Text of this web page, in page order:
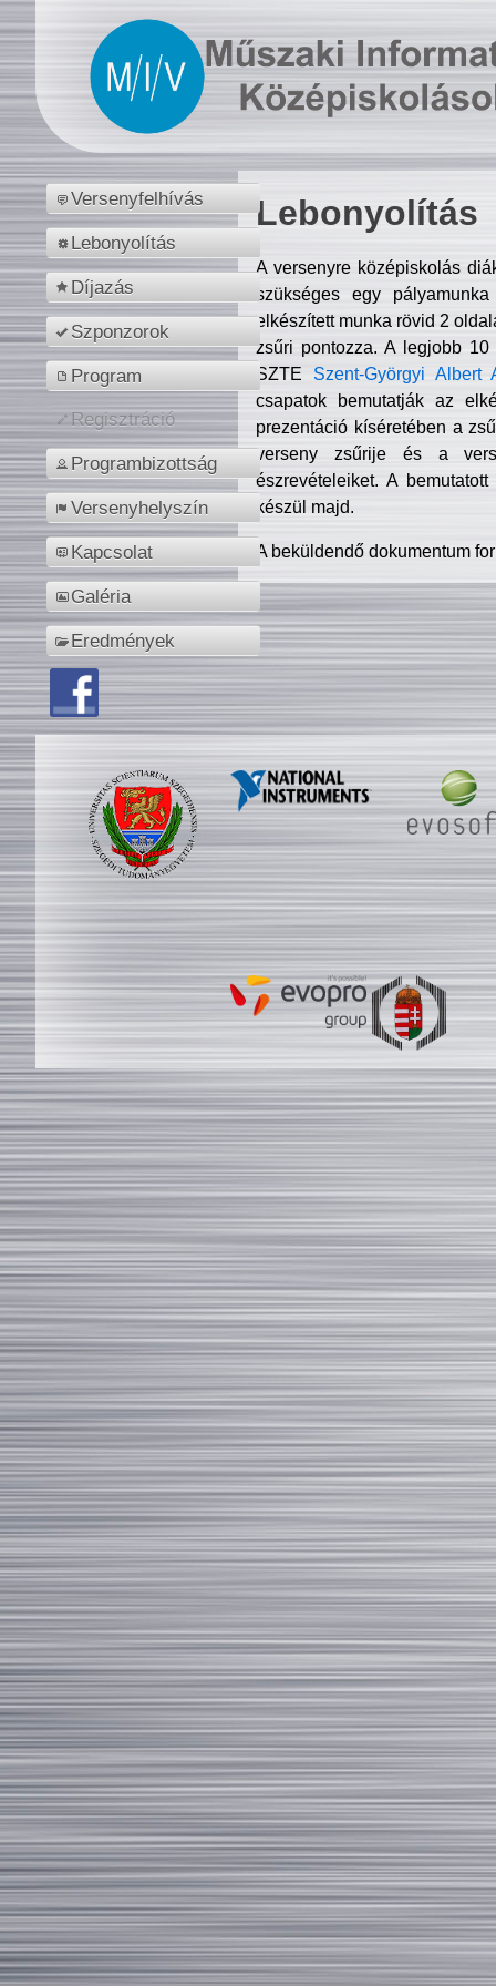
Versenyfelhívás
Lebonyolítás
Díjazás
Szponzorok
Program
Regisztráció
Programbizottság
Versenyhelyszín
Kapcsolat
Galéria
Eredmények
Lebonyolítás
A versenyre középiskolás
szükséges egy
elkészített munka rövid 2
zsűri pontozza. A legjobb
SZTE Szent-Györgyi Albert
csapatok bemutatják az
prezentáció kíséretében a
verseny zsűrije és a
észrevételeiket. A
készül majd.
A beküldendő dokumentum